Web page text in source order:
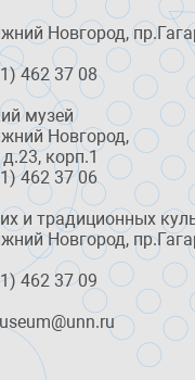
Новгород,
462 37 08
музей
Новгород,
д.23, корп.1
462 37 06
и традиционных
Новгород,
462 37 09